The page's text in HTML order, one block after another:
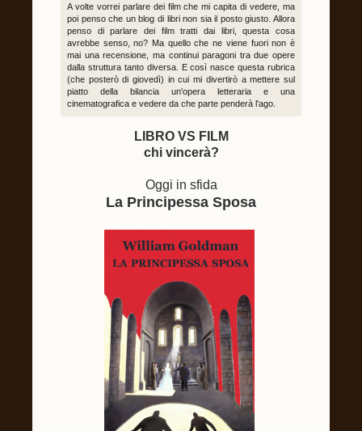
A volte vorrei parlare dei film che mi capita di vedere, ma
poi penso che un blog di libri non sia il posto giusto. Allora
penso di parlare dei film tratti dai libri, questa cosa
avrebbe senso, no? Ma quello che ne viene fuori non è
mai una recensione, ma continui paragoni tra due opere
dalla struttura tanto diversa. E così nasce questa rubrica
(che posterò di giovedì) in cui mi divertirò a mettere sul
piatto della bilancia un'opera letteraria e una
cinematografica e vedere da che parte penderà l'ago.
LIBRO VS FILM
chi vincerà?
Oggi in sfida
La Principessa Sposa